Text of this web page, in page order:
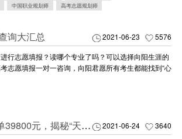
中国职业规划师 高考志愿规划师
2021-06-23 5576
询大汇总
行志愿填报？读哪个专业了吗？可以选择向阳生涯的
志愿填报一对一咨询，向阳君愿所有考生都能找到“心
2021-06-24 3640
高考志愿规划一单39800元，揭秘“天价高考志愿”咨询费是否物有所值？